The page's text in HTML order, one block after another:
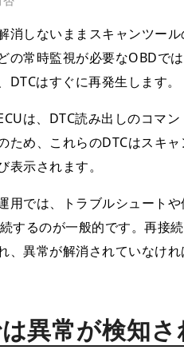
消しないままスキャンツール
の常時監視が必要なOBDで
DTCはすぐに再発生します。
は、DTC読み出しのコマ
ため、これらのDTCはスキ
表示されます。
用では、トラブルシュート
するのが一般的です。再接
、異常が解消されていなけれ
異常が検知さ